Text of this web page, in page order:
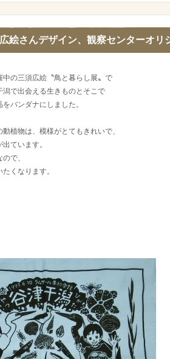
絵さんデザイン、観察センターオリ
の三須広絵〝鳥と暮らし展〟で
潟で出会える生きものとそこで
バンダナにしました。
植物は、模様がとてもきれいで、
ています。
で、
くなります。